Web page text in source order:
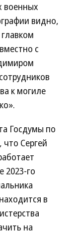
военных
видно,
с
к могиле
Госдумы по
, что Сергей
2023-го
в
на